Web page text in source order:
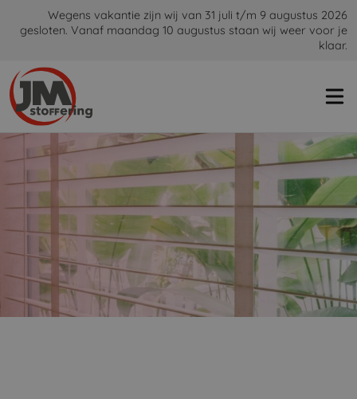
Wegens vakantie zijn wij van 31 juli t/m 9 augustus 2026
gesloten. Vanaf maandag 10 augustus staan wij weer voor je
klaar.